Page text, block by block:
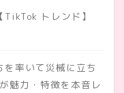
トレンド】
を率いて災械に立ち
魅力・特徴を本音レ